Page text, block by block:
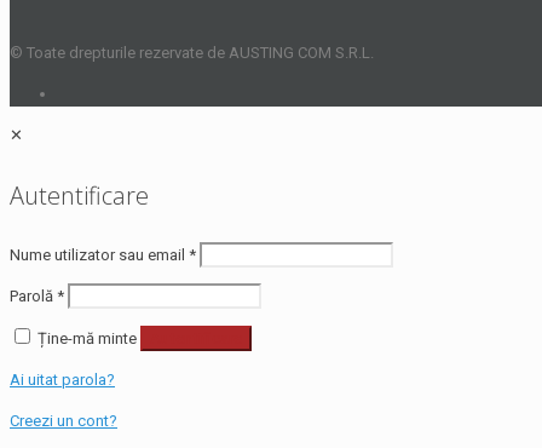
© Toate drepturile rezervate de AUSTING COM S.R.L.
✕
Autentificare
Nume utilizator sau email *
Parolă *
Ține-mă minte
Ai uitat parola?
Creezi un cont?